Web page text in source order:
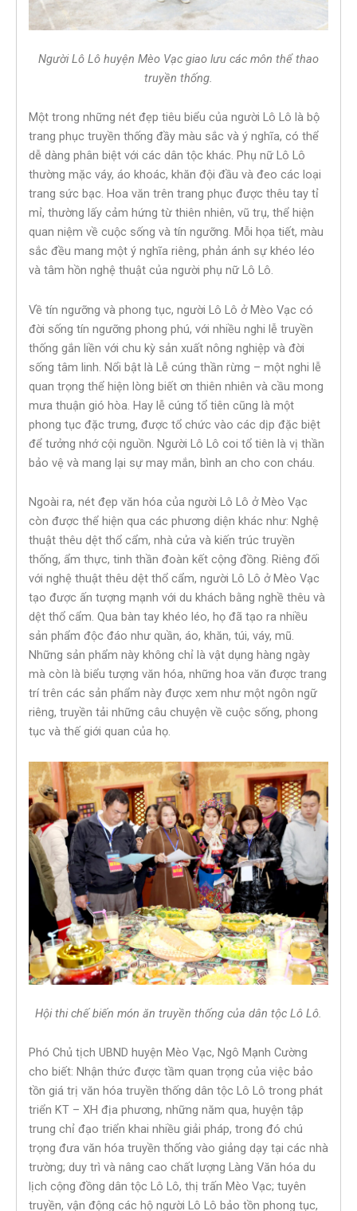
Người Lô Lô huyện Mèo Vạc giao lưu các môn thể thao
truyền thống.
Một trong những nét đẹp tiêu biểu của người Lô Lô là bộ
trang phục truyền thống đầy màu sắc và ý nghĩa, có thể
dễ dàng phân biệt với các dân tộc khác. Phụ nữ Lô Lô
thường mặc váy, áo khoác, khăn đội đầu và đeo các loại
trang sức bạc. Hoa văn trên trang phục được thêu tay tỉ
mỉ, thường lấy cảm hứng từ thiên nhiên, vũ trụ, thể hiện
quan niệm về cuộc sống và tín ngưỡng. Mỗi họa tiết, màu
sắc đều mang một ý nghĩa riêng, phản ánh sự khéo léo
và tâm hồn nghệ thuật của người phụ nữ Lô Lô.
Về tín ngưỡng và phong tục, người Lô Lô ở Mèo Vạc có
đời sống tín ngưỡng phong phú, với nhiều nghi lễ truyền
thống gắn liền với chu kỳ sản xuất nông nghiệp và đời
sống tâm linh. Nổi bật là Lễ cúng thần rừng – một nghi lễ
quan trọng thể hiện lòng biết ơn thiên nhiên và cầu mong
mưa thuận gió hòa. Hay lễ cúng tổ tiên cũng là một
phong tục đặc trưng, được tổ chức vào các dịp đặc biệt
để tưởng nhớ cội nguồn. Người Lô Lô coi tổ tiên là vị thần
bảo vệ và mang lại sự may mắn, bình an cho con cháu.
Ngoài ra, nét đẹp văn hóa của người Lô Lô ở Mèo Vạc
còn được thể hiện qua các phương diện khác như: Nghệ
thuật thêu dệt thổ cẩm, nhà cửa và kiến trúc truyền
thống, ẩm thực, tinh thần đoàn kết cộng đồng. Riêng đối
với nghệ thuật thêu dệt thổ cẩm, người Lô Lô ở Mèo Vạc
tạo được ấn tượng mạnh với du khách bằng nghề thêu và
dệt thổ cẩm. Qua bàn tay khéo léo, họ đã tạo ra nhiều
sản phẩm độc đáo như quần, áo, khăn, túi, váy, mũ.
Những sản phẩm này không chỉ là vật dụng hàng ngày
mà còn là biểu tượng văn hóa, những hoa văn được trang
trí trên các sản phẩm này được xem như một ngôn ngữ
riêng, truyền tải những câu chuyện về cuộc sống, phong
tục và thế giới quan của họ.
Hội thi chế biến món ăn truyền thống của dân tộc Lô Lô.
Phó Chủ tịch UBND huyện Mèo Vạc, Ngô Mạnh Cường
cho biết: Nhận thức được tầm quan trọng của việc bảo
tồn giá trị văn hóa truyền thống dân tộc Lô Lô trong phát
triển KT – XH địa phương, những năm qua, huyện tập
trung chỉ đạo triển khai nhiều giải pháp, trong đó chú
trọng đưa văn hóa truyền thống vào giảng dạy tại các nhà
trường; duy trì và nâng cao chất lượng Làng Văn hóa du
lịch cộng đồng dân tộc Lô Lô, thị trấn Mèo Vạc; tuyên
truyền, vận động các hộ người Lô Lô bảo tồn phong tục,